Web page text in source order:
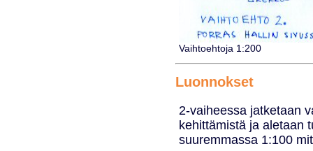
Vaihtoehtoja 1:200
Luonnokset
2-vaiheessa jatketaan
kehittämistä ja aletaan
suuremmassa 1:100